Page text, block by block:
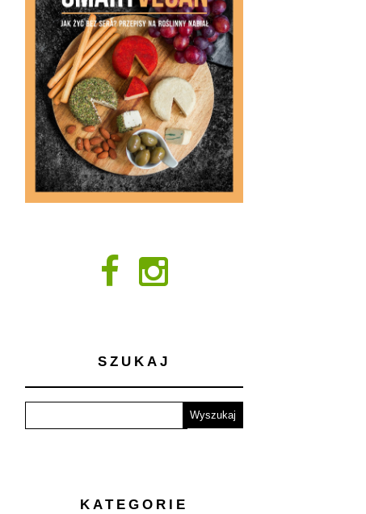
SZUKAJ
KATEGORIE